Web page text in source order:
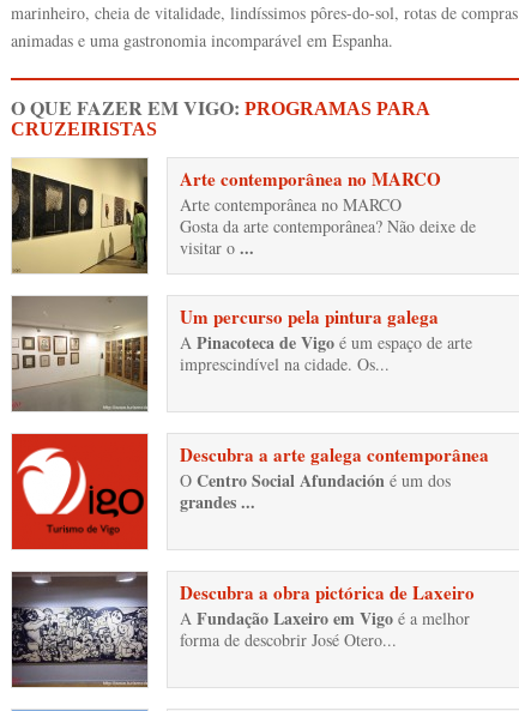
marinheiro, cheia de vitalidade, lindíssimos pôres-do-sol, rotas de compras
animadas e uma gastronomia incomparável em Espanha.
O QUE FAZER EM VIGO: PROGRAMAS PARA
CRUZEIRISTAS
Arte contemporânea no MARCO
Arte contemporânea no MARCO
Gosta da arte contemporânea? Não deixe de
visitar o ...
Um percurso pela pintura galega
A Pinacoteca de Vigo é um espaço de arte
imprescindível na cidade. Os...
Descubra a arte galega contemporânea
O Centro Social Afundación é um dos
grandes...
Descubra a obra pictórica de Laxeiro
A Fundação Laxeiro em Vigo é a melhor
forma de descobrir José Otero...